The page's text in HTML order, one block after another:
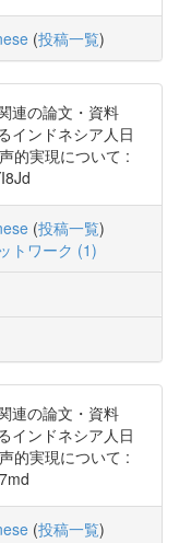
(投稿一覧)
連の論文・資料
インドネシア人日
的実現について :
(投稿一覧)
トワーク (1)
連の論文・資料
インドネシア人日
的実現について :
(投稿一覧)